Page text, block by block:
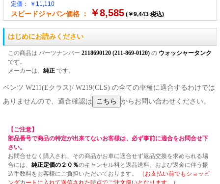
定価： ￥11,110
スピードジャパン価格 ： ￥8,585 (￥9,443 税込)
はじめにお読みください
この商品は パーツナンバー 2118690120 (211-869-0120) の ウォッシャータンク
です。
メーカーは、 純正 です。
ベンツ W211(Eクラス)/ W219(CLS) の全ての車種に適合するわけでは
ありませんので、適合確認は
からお問い合わせください。
【ご注意】
部品番号で商品の特定が出来てないお客様は、必ず事前に適合をお問合せ下
さい。
お問合せなく購入され、その商品がお車に適合せず返品交換を求められる場
合には、 純正定価の２０％のキャンセル料と返品送料、および返金に伴う振
込手数料をお客様にご負担いただいております。
（お支払い前でもショッピ
ングカートに入れて送信された時点でご注文扱いとなります。）